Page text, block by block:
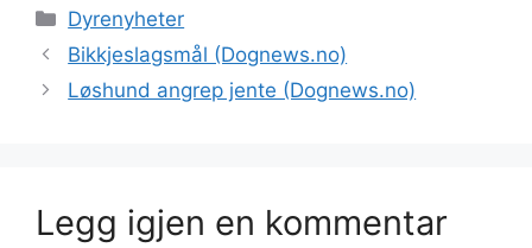
Kategorier
Dyrenyheter
Bikkjeslagsmål (Dognews.no)
Løshund angrep jente (Dognews.no)
Legg igjen en kommentar